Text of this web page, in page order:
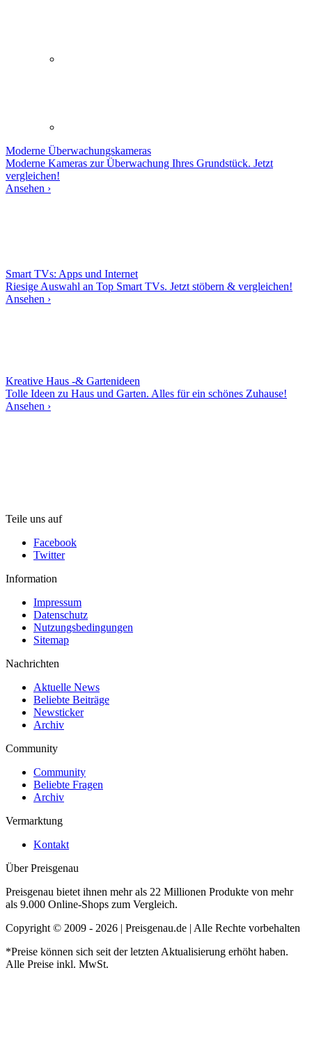
Moderne Überwachungskameras
Moderne Kameras zur Überwachung Ihres Grundstück. Jetzt
vergleichen!
Ansehen ›
Smart TVs: Apps und Internet
Riesige Auswahl an Top Smart TVs. Jetzt stöbern & vergleichen!
Ansehen ›
Kreative Haus -& Gartenideen
Tolle Ideen zu Haus und Garten. Alles für ein schönes Zuhause!
Ansehen ›
Teile uns auf
Facebook
Twitter
Information
Impressum
Datenschutz
Nutzungsbedingungen
Sitemap
Nachrichten
Aktuelle News
Beliebte Beiträge
Newsticker
Archiv
Community
Community
Beliebte Fragen
Archiv
Vermarktung
Kontakt
Über Preisgenau
Preisgenau bietet ihnen mehr als 22 Millionen Produkte von mehr
als 9.000 Online-Shops zum Vergleich.
Copyright © 2009 - 2026 | Preisgenau.de | Alle Rechte vorbehalten
*Preise können sich seit der letzten Aktualisierung erhöht haben.
Alle Preise inkl. MwSt.